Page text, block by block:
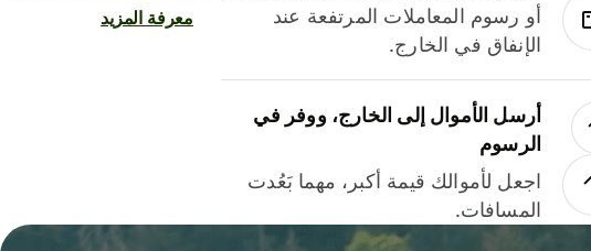
أو رسوم المعاملات المرتفعة عند
الإنفاق في الخارج.
أرسل الأموال إلى الخارج، ووفر في
الرسوم
اجعل لأموالك قيمة أكبر، مهما بَعُدت
المسافات.
معرفة المزيد